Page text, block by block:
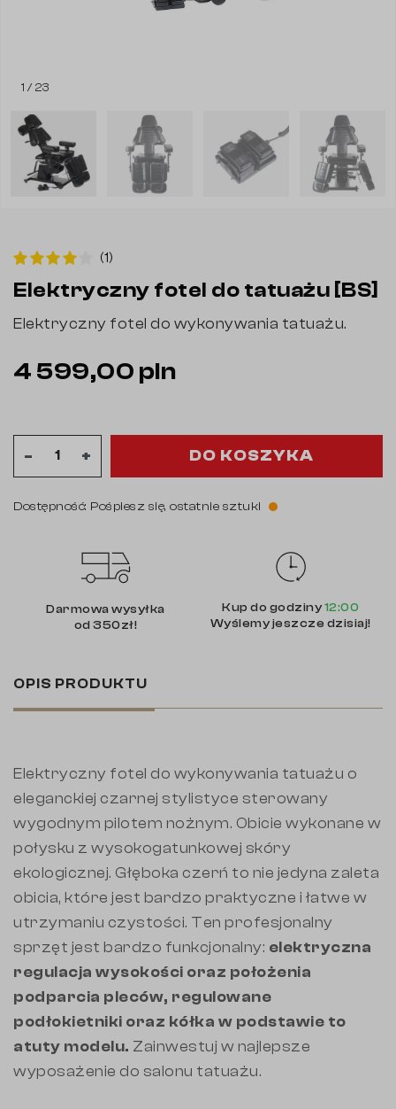
1 / 23
(1)
Elektryczny fotel do tatuażu [BS]
Elektryczny fotel do wykonywania tatuażu.
4 599,00 pln
Dostępność: Pośpiesz się, ostatnie sztuki
- + DO KOSZYKA
Darmowa wysyłka
od 350zł!
Kup do godziny12:00
Wyślemy jeszcze dzisiaj!
OPIS PRODUKTU
Elektryczny fotel do wykonywania tatuażu o
eleganckiej czarnej stylistyce sterowany
wygodnym pilotem nożnym. Obicie wykonane w
połysku z wysokogatunkowej skóry
ekologicznej. Głęboka czerń to nie jedyna zaleta
obicia, które jest bardzo praktyczne i łatwe w
utrzymaniu czystości. Ten profesjonalny
sprzęt jest bardzo funkcjonalny: elektryczna
regulacja wysokości oraz położenia
podparcia pleców, regulowane
podłokietniki oraz kółka w podstawie to
atuty modelu. Zainwestuj w najlepsze
wyposażenie do salonu tatuażu.